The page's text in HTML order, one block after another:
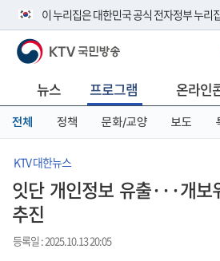
이 누리집은 대한민국 공식 전자정부 누리
공식 누리집 주소 확인하기
니다.
이밖에 or.kr 또는 .kr등 다른 도메인 주소를
서 도메인 주소를 확인해 보세요
KTV 국민방송
뉴스 프로그램 온라인
전체 정책 문화/교양 보도
KTV 대한뉴스
잇단 개인정보 유출···개
추진
등록일 : 2025.10.13 20:05